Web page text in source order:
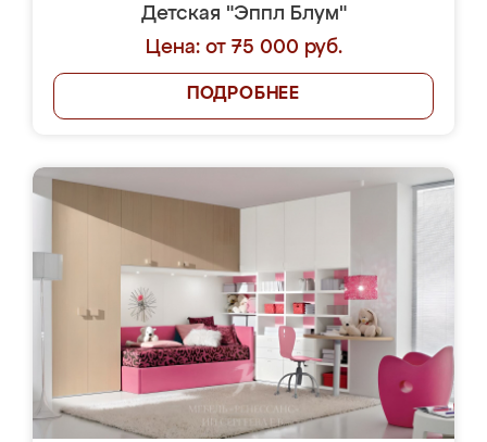
Детская "Эппл Блум"
Цена: от 75 000 руб.
ПОДРОБНЕЕ